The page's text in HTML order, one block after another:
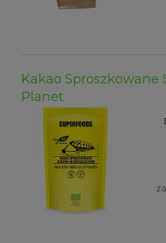
Kakao Sproszkowane
Planet